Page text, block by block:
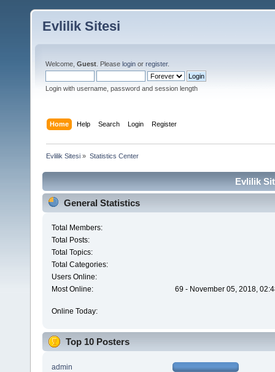
Evlilik Sitesi
Welcome, Guest . Please login or register.
Login with username, password and session length
Home Help Search Login Register
Evlilik Sitesi » Statistics Center
Evlilik
General Statistics
Total Members:
Total Posts:
Total Topics:
Total Categories:
Users Online:
Most Online:
69 - November 05, 2018,
Online Today:
Top 10 Posters
admin